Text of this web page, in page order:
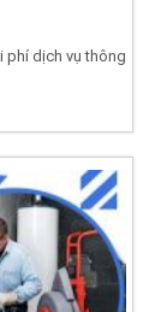
phí dịch vụ thông